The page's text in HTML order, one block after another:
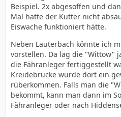
Beispiel. 2x abgesoffen und
Mal hätte der Kutter nicht
Eiswache funktioniert hätte.
Neben Lauterbach könnte ich
vorstellen. Da lag die "Wittow"
die Fähranleger fertiggestellt
Kreidebrücke würde dort ein
rüberkommen. Falls man die
bekommt, kann man dann im
Fähranleger oder nach